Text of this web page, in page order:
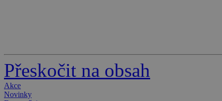
Přeskočit na obsah
Akce
Novinky